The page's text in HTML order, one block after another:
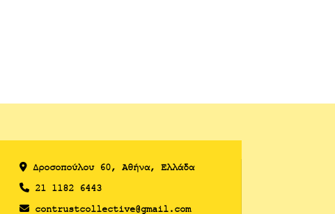
Δροσoπούλου 60, Αθήνα, Ελλάδα
21 1182 6443
contrustcollective@gmail.com